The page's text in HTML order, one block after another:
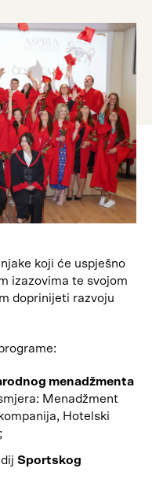
koji će uspješno
izazovima te svojom
doprinijeti razvoju
menadžmenta
Menadžment
Hotelski
Sportskog